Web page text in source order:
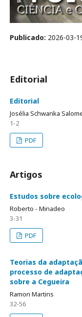
Publicado: 2026-03-
Editorial
Editorial
Josélia Schwanka
1-2
PDF
Artigos
Estudos sobre
Roberto - Minadeo
3-31
PDF
Teorias da
processo de
sobre a Cegueira
Ramon Martins
32-56